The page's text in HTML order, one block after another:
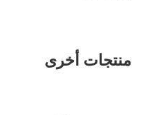
منتجات أخرى